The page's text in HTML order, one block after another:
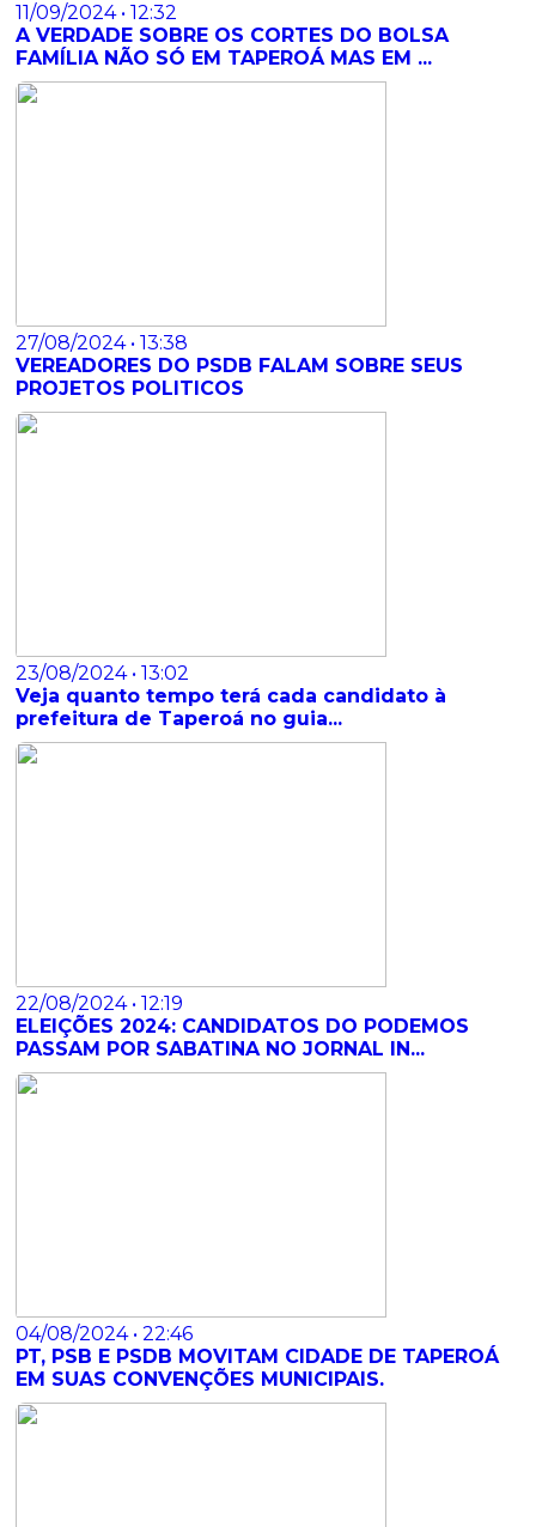
11/09/2024 • 12:32
​A VERDADE SOBRE OS CORTES DO BOLSA
FAMÍLIA NÃO SÓ EM TAPEROÁ MAS EM ...
27/08/2024 • 13:38
VEREADORES DO PSDB FALAM SOBRE SEUS
PROJETOS POLITICOS
23/08/2024 • 13:02
Veja quanto tempo terá cada candidato à
prefeitura de Taperoá no guia...
22/08/2024 • 12:19
ELEIÇÕES 2024: CANDIDATOS DO PODEMOS
PASSAM POR SABATINA NO JORNAL IN...
04/08/2024 • 22:46
PT, PSB E PSDB MOVITAM CIDADE DE TAPEROÁ
EM SUAS CONVENÇÕES MUNICIPAIS.